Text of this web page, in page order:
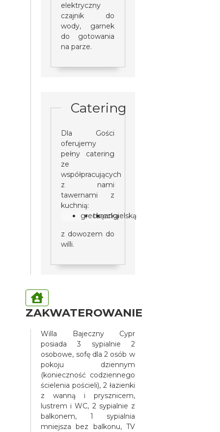
elektryczny
czajnik do
wody, garnek
do gotowania
na parze.
Catering
Dla Gości
oferujemy
pełny catering
ze
współpracujących
z nami
tawernami z
kuchnią:
greckąturecką
angielską
z dowozem do
willi.
ZAKWATEROWANIE
Willa Bajeczny Cypr
posiada 3 sypialnie 2
osobowe, sofę dla 2 osób w
pokoju dziennym
(konieczność codziennego
ścielenia pościeli), 2 łazienki
z wanną i prysznicem,
lustrem i WC, 2 sypialnie z
balkonem, 1 sypialnia
mniejsza bez balkonu, TV